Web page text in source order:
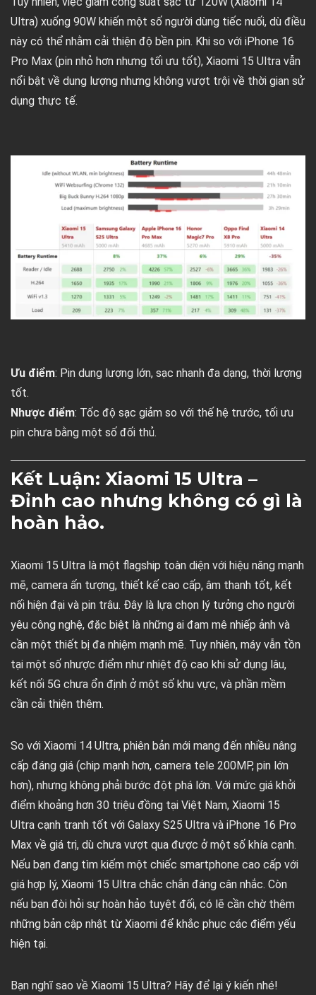
Ultra) xuống 90W khiến một số người dùng tiếc nuối, dù điều
này có thể nhằm cải thiện độ bền pin. Khi so với iPhone 16
Pro Max (pin nhỏ hơn nhưng tối ưu tốt), Xiaomi 15 Ultra vẫn
nổi bật về dung lượng nhưng không vượt trội về thời gian sử
dụng thực tế.
Ưu điểm: Pin dung lượng lớn, sạc nhanh đa dạng, thời lượng
tốt.
Nhược điểm: Tốc độ sạc giảm so với thế hệ trước, tối ưu
pin chưa bằng một số đối thủ.
Kết Luận: Xiaomi 15 Ultra –
Đỉnh cao nhưng không có gì là
hoàn hảo.
Xiaomi 15 Ultra là một flagship toàn diện với hiệu năng mạnh
mẽ, camera ấn tượng, thiết kế cao cấp, âm thanh tốt, kết
nối hiện đại và pin trâu. Đây là lựa chọn lý tưởng cho người
yêu công nghệ, đặc biệt là những ai đam mê nhiếp ảnh và
cần một thiết bị đa nhiệm mạnh mẽ. Tuy nhiên, máy vẫn tồn
tại một số nhược điểm như nhiệt độ cao khi sử dụng lâu,
kết nối 5G chưa ổn định ở một số khu vực, và phần mềm
cần cải thiện thêm.
So với Xiaomi 14 Ultra, phiên bản mới mang đến nhiều nâng
cấp đáng giá (chip mạnh hơn, camera tele 200MP, pin lớn
hơn), nhưng không phải bước đột phá lớn. Với mức giá khởi
điểm khoảng hơn 30 triệu đồng tại Việt Nam, Xiaomi 15
Ultra cạnh tranh tốt với Galaxy S25 Ultra và iPhone 16 Pro
Max về giá trị, dù chưa vượt qua được ở một số khía cạnh.
Nếu bạn đang tìm kiếm một chiếc smartphone cao cấp với
giá hợp lý, Xiaomi 15 Ultra chắc chắn đáng cân nhắc. Còn
nếu bạn đòi hỏi sự hoàn hảo tuyệt đối, có lẽ cần chờ thêm
những bản cập nhật từ Xiaomi để khắc phục các điểm yếu
hiện tại.
Bạn nghĩ sao về Xiaomi 15 Ultra? Hãy để lại ý kiến nhé!